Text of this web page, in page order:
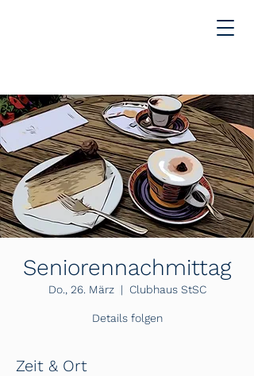
Seniorennachmittag
Do., 26. März
  |
Clubhaus StSC
Details folgen
Zeit & Ort